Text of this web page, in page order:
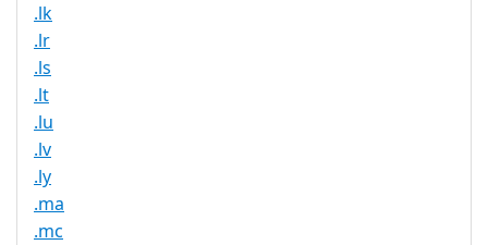
.lk
.lr
.ls
.lt
.lu
.lv
.ly
.ma
.mc